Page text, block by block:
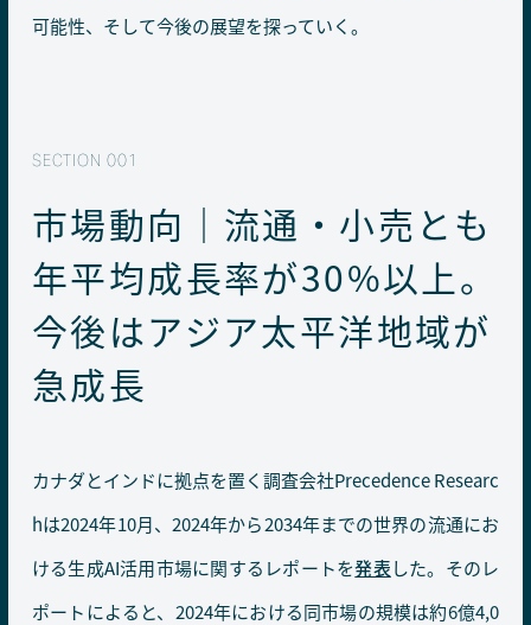
可能性、そして今後の展望を探っていく。
市場動向｜流通・小売とも
年平均成長率が30%以上。
今後はアジア太平洋地域が
急成長
カナダとインドに拠点を置く調査会社Precedence Researc
hは2024年10月、2024年から2034年までの世界の流通にお
ける生成AI活用市場に関するレポートを発表した。そのレ
ポートによると、2024年における同市場の規模は約6億4,0